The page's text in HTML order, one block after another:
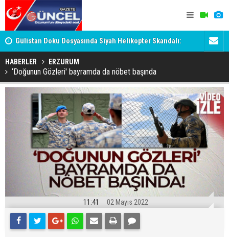
Gülistan Doku Dosyasında Siyah Helikopter Skandalı:
Tutuklanan 'Hayırsever', Valiyi Geçemedi!
Ömer
HABERLER ERZURUM
‘Doğunun Gözleri' bayramda da nöbet başında
11:41 02 Mayıs 2022